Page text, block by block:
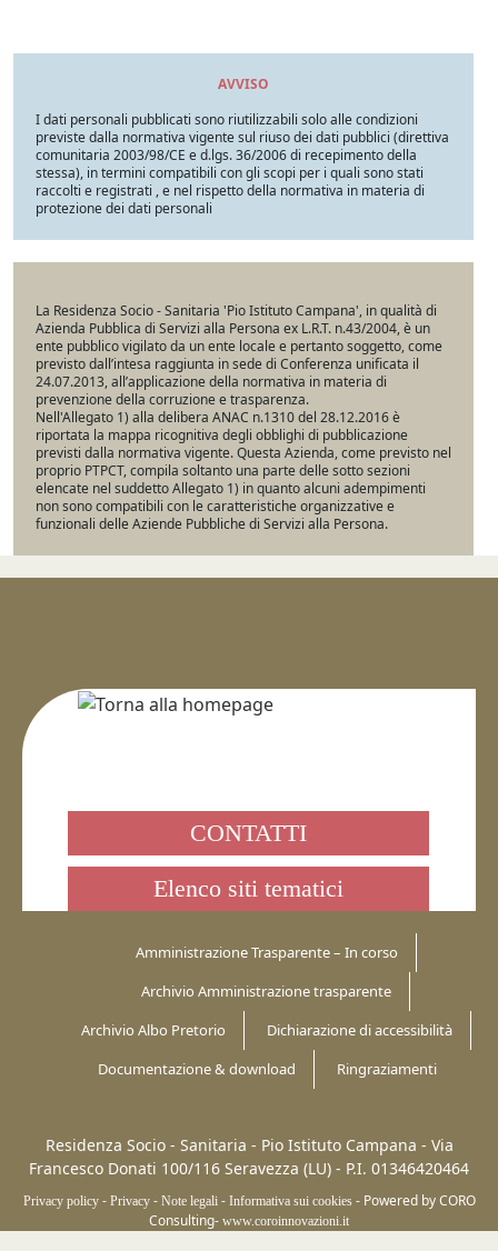
AVVISO
I dati personali pubblicati sono riutilizzabili solo alle condizioni
previste dalla normativa vigente sul riuso dei dati pubblici (direttiva
comunitaria 2003/98/CE e d.lgs. 36/2006 di recepimento della
stessa), in termini compatibili con gli scopi per i quali sono stati
raccolti e registrati , e nel rispetto della normativa in materia di
protezione dei dati personali
La Residenza Socio - Sanitaria 'Pio Istituto Campana', in qualità di
Azienda Pubblica di Servizi alla Persona ex L.R.T. n.43/2004, è un
ente pubblico vigilato da un ente locale e pertanto soggetto, come
previsto dall’intesa raggiunta in sede di Conferenza unificata il
24.07.2013, all’applicazione della normativa in materia di
prevenzione della corruzione e trasparenza.
Nell'Allegato 1) alla delibera ANAC n.1310 del 28.12.2016 è
riportata la mappa ricognitiva degli obblighi di pubblicazione
previsti dalla normativa vigente. Questa Azienda, come previsto nel
proprio PTPCT, compila soltanto una parte delle sotto sezioni
elencate nel suddetto Allegato 1) in quanto alcuni adempimenti
non sono compatibili con le caratteristiche organizzative e
funzionali delle Aziende Pubbliche di Servizi alla Persona.
CONTATTI
Elenco siti tematici
Amministrazione Trasparente – In corso
Archivio Amministrazione trasparente
Archivio Albo Pretorio
Dichiarazione di accessibilità
Documentazione & download
Ringraziamenti
Residenza Socio - Sanitaria - Pio Istituto Campana - Via
Francesco Donati 100/116 Seravezza (LU) - P.I. 01346420464
Privacy policy- Privacy- Note legali- Informativa sui cookies- Powered by CORO
Consulting- www.coroinnovazioni.it